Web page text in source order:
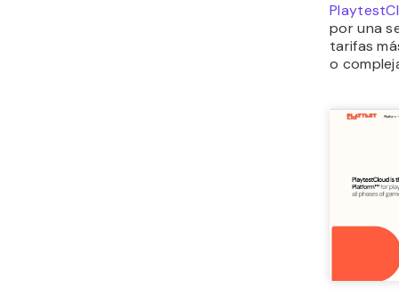
por una
tarifas
o